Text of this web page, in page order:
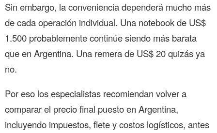
Sin embargo, la conveniencia dependerá mucho más
de cada operación individual. Una notebook de US$
1.500 probablemente continúe siendo más barata
que en Argentina. Una remera de US$ 20 quizás ya
no.
Por eso los especialistas recomiendan volver a
comparar el precio final puesto en Argentina,
incluyendo impuestos, flete y costos logísticos, antes